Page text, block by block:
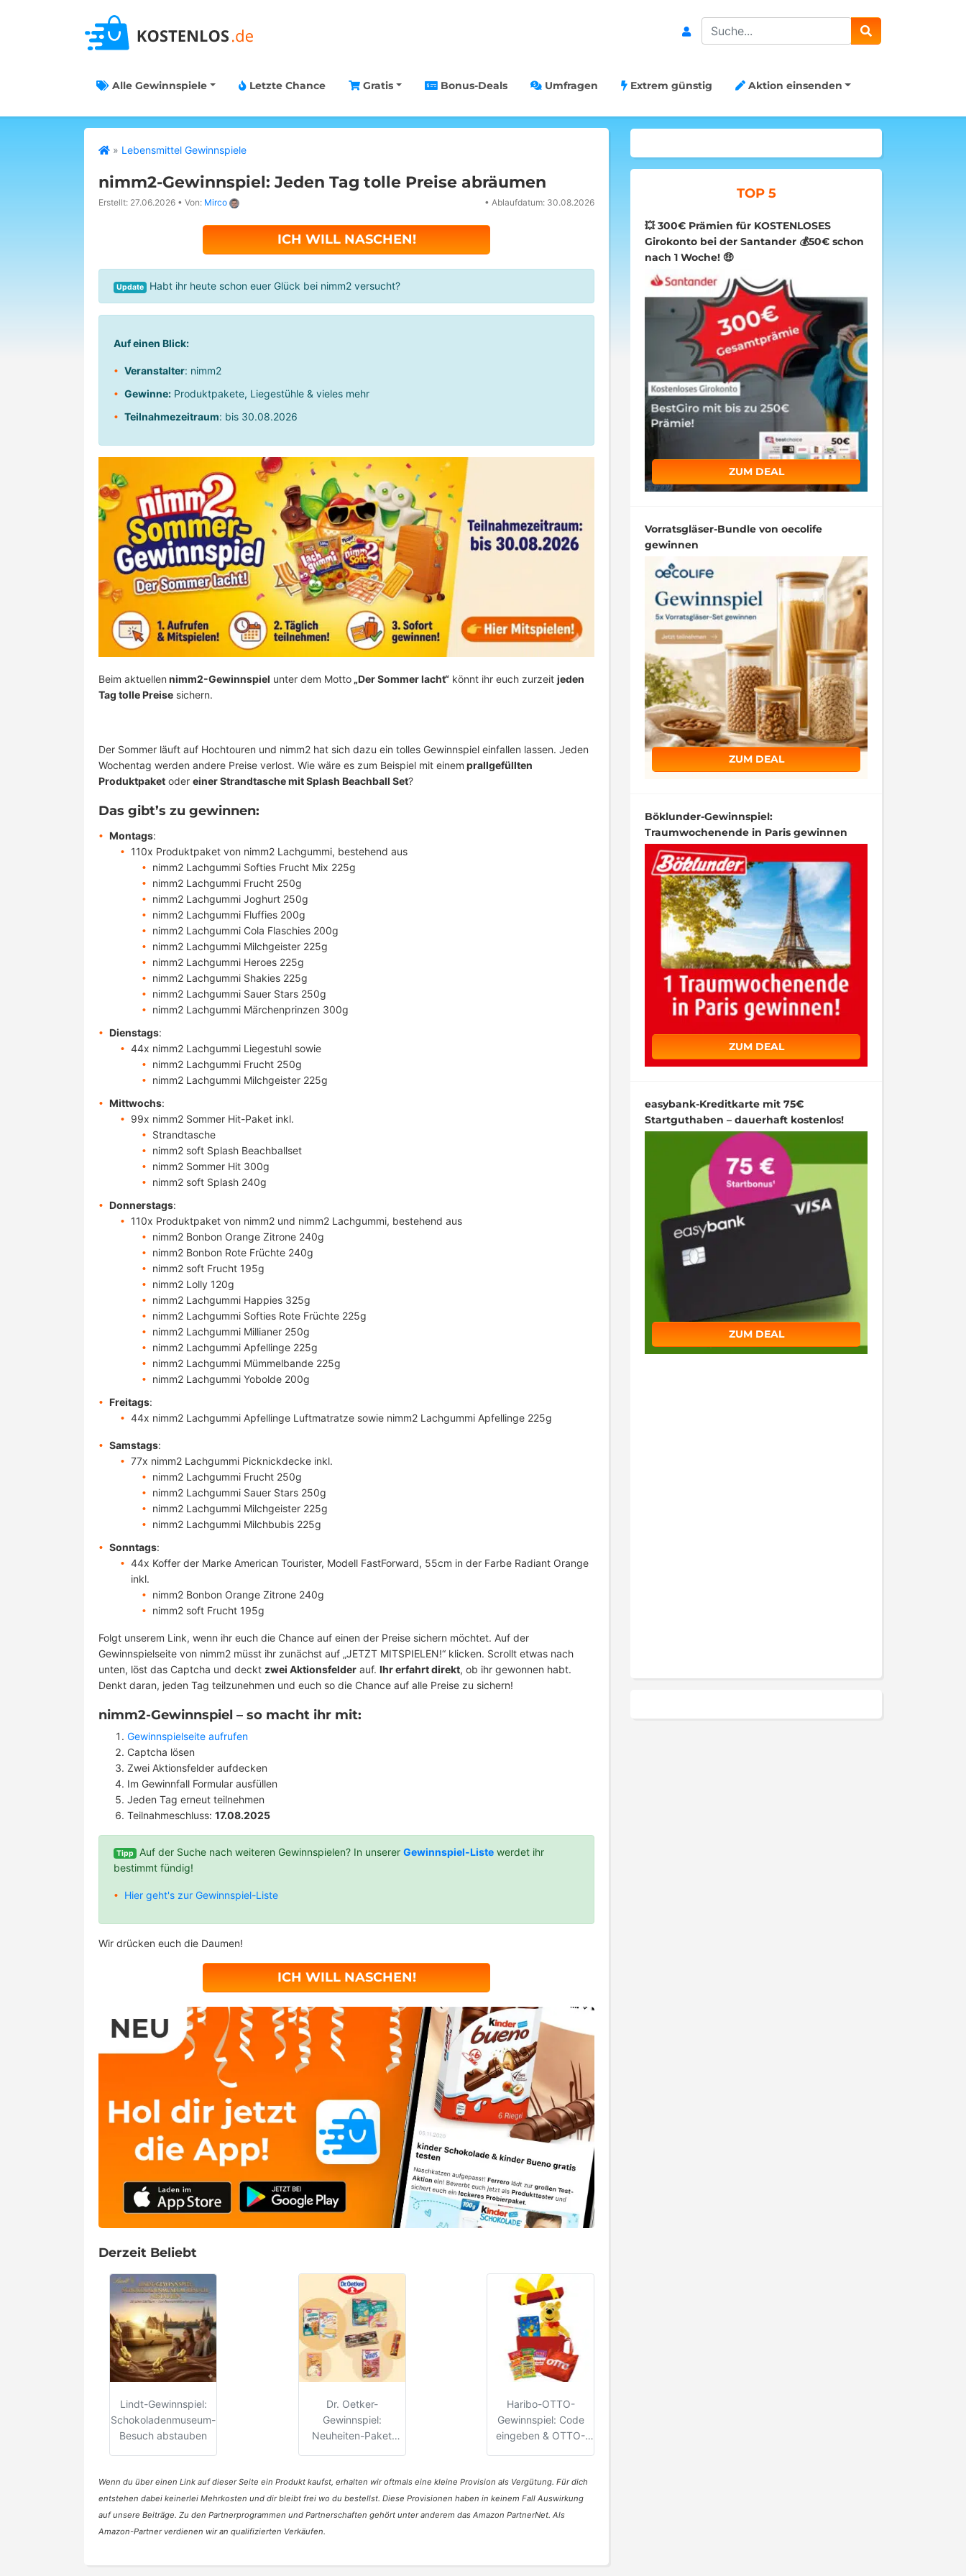
Search
Alle Gewinnspiele Letzte Chance Gratis Bonus-Deals Umfragen Extrem günstig Aktion einsenden
» Lebensmittel Gewinnspiele
nimm2-Gewinnspiel: Jeden Tag tolle Preise abräumen
Erstellt: 27.06.2026 • Von: Mirco • Ablaufdatum: 30.08.2026
ICH WILL NASCHEN!
Update Habt ihr heute schon euer Glück bei nimm2 versucht?
Auf einen Blick:
Veranstalter: nimm2
Gewinne: Produktpakete, Liegestühle & vieles mehr
Teilnahmezeitraum: bis 30.08.2026
Beim aktuellen nimm2-Gewinnspiel unter dem Motto „Der Sommer lacht“ könnt ihr euch zurzeit jeden
Tag tolle Preise sichern.
Der Sommer läuft auf Hochtouren und nimm2 hat sich dazu ein tolles Gewinnspiel einfallen lassen. Jeden
Wochentag werden andere Preise verlost. Wie wäre es zum Beispiel mit einem prallgefüllten
Produktpaket oder einer Strandtasche mit Splash Beachball Set?
Das gibt’s zu gewinnen:
Montags:
110x Produktpaket von nimm2 Lachgummi, bestehend aus
nimm2 Lachgummi Softies Frucht Mix 225g
nimm2 Lachgummi Frucht 250g
nimm2 Lachgummi Joghurt 250g
nimm2 Lachgummi Fluffies 200g
nimm2 Lachgummi Cola Flaschies 200g
nimm2 Lachgummi Milchgeister 225g
nimm2 Lachgummi Heroes 225g
nimm2 Lachgummi Shakies 225g
nimm2 Lachgummi Sauer Stars 250g
nimm2 Lachgummi Märchenprinzen 300g
Dienstags:
44x nimm2 Lachgummi Liegestuhl sowie
nimm2 Lachgummi Frucht 250g
nimm2 Lachgummi Milchgeister 225g
Mittwochs:
99x nimm2 Sommer Hit-Paket inkl.
Strandtasche
nimm2 soft Splash Beachballset
nimm2 Sommer Hit 300g
nimm2 soft Splash 240g
Donnerstags:
110x Produktpaket von nimm2 und nimm2 Lachgummi, bestehend aus
nimm2 Bonbon Orange Zitrone 240g
nimm2 Bonbon Rote Früchte 240g
nimm2 soft Frucht 195g
nimm2 Lolly 120g
nimm2 Lachgummi Happies 325g
nimm2 Lachgummi Softies Rote Früchte 225g
nimm2 Lachgummi Millianer 250g
nimm2 Lachgummi Apfellinge 225g
nimm2 Lachgummi Mümmelbande 225g
nimm2 Lachgummi Yobolde 200g
Freitags:
44x nimm2 Lachgummi Apfellinge Luftmatratze sowie nimm2 Lachgummi Apfellinge 225g
Samstags:
77x nimm2 Lachgummi Picknickdecke inkl.
nimm2 Lachgummi Frucht 250g
nimm2 Lachgummi Sauer Stars 250g
nimm2 Lachgummi Milchgeister 225g
nimm2 Lachgummi Milchbubis 225g
Sonntags:
44x Koffer der Marke American Tourister, Modell FastForward, 55cm in der Farbe Radiant Orange
inkl.
nimm2 Bonbon Orange Zitrone 240g
nimm2 soft Frucht 195g
Folgt unserem Link, wenn ihr euch die Chance auf einen der Preise sichern möchtet. Auf der
Gewinnspielseite von nimm2 müsst ihr zunächst auf „JETZT MITSPIELEN!“ klicken. Scrollt etwas nach
unten, löst das Captcha und deckt zwei Aktionsfelder auf. Ihr erfahrt direkt, ob ihr gewonnen habt.
Denkt daran, jeden Tag teilzunehmen und euch so die Chance auf alle Preise zu sichern!
nimm2-Gewinnspiel – so macht ihr mit:
Gewinnspielseite aufrufen
Captcha lösen
Zwei Aktionsfelder aufdecken
Im Gewinnfall Formular ausfüllen
Jeden Tag erneut teilnehmen
Teilnahmeschluss: 17.08.2025
Tipp Auf der Suche nach weiteren Gewinnspielen? In unsererGewinnspiel-Liste werdet ihr
bestimmt fündig!
Hier geht's zur Gewinnspiel-Liste
Wir drücken euch die Daumen!
ICH WILL NASCHEN!
Derzeit Beliebt
Lindt-Gewinnspiel:
Schokoladenmuseum-
Besuch abstauben
Dr. Oetker-
Gewinnspiel:
Neuheiten-Paket
Haribo-OTTO-
Gewinnspiel: Code
eingeben & OTTO-
Wenn du über einen Link auf dieser Seite ein Produkt kaufst, erhalten wir oftmals eine kleine Provision als Vergütung. Für dich
entstehen dabei keinerlei Mehrkosten und dir bleibt frei wo du bestellst. Diese Provisionen haben in keinem Fall Auswirkung
auf unsere Beiträge. Zu den Partnerprogrammen und Partnerschaften gehört unter anderem das Amazon PartnerNet. Als
Amazon-Partner verdienen wir an qualifizierten Verkäufen.
TOP 5
💥 300€ Prämien für KOSTENLOSES
Girokonto bei der Santander 💰50€ schon
nach 1 Woche! 🤑
ZUM DEAL
Vorratsgläser-Bundle von oecolife
gewinnen
ZUM DEAL
Böklunder-Gewinnspiel:
Traumwochenende in Paris gewinnen
ZUM DEAL
easybank-Kreditkarte mit 75€
Startguthaben – dauerhaft kostenlos!
ZUM DEAL